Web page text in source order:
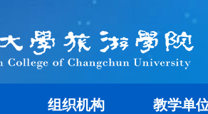
组织机构 教学单